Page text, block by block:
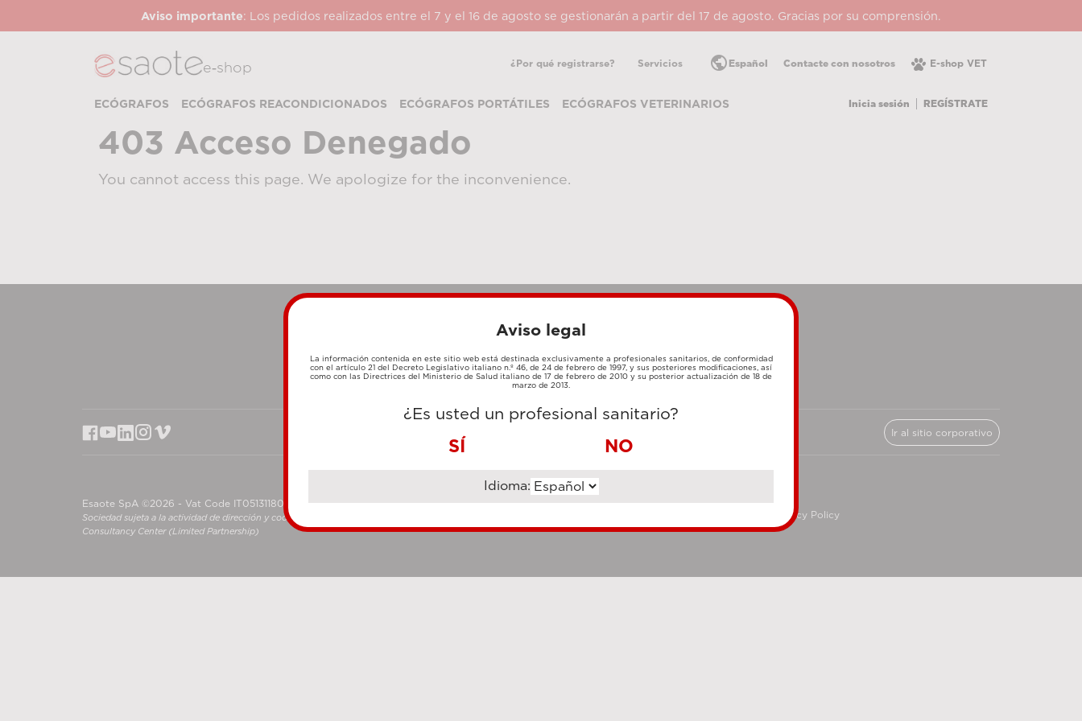
Aviso importante: Los pedidos realizados entre el 7 y el 16 de agosto se gestionarán a partir del 17 de agosto. Gracias por su comprensión.
e‑shop ¿Por qué registrarse? Servicios E-shop VET
Contacte con nosotros
public Español
ECÓGRAFOS ECÓGRAFOS REACONDICIONADOS ECÓGRAFOS PORTÁTILES ECÓGRAFOS VETERINARIOS Inicia sesión REGÍSTRATE
403 Acceso Denegado
You cannot access this page. We apologize for the inconvenience.
TARJETA
DE
TRANSFERENCIA
BANCARIA
Ir al sitio corporativo
Esaote SpA ©2026 - Vat Code IT05131180969
Sociedad sujeta a la actividad de dirección y coordinación de Shanghai Luzi Enterprise Management
Consultancy Center (Limited Partnership)
Privacy Policy
Aviso legal
La información contenida en este sitio web está destinada exclusivamente a profesionales sanitarios, de conformidad
con el artículo 21 del Decreto Legislativo italiano n.º 46, de 24 de febrero de 1997, y sus posteriores modificaciones, así
como con las Directrices del Ministerio de Salud italiano de 17 de febrero de 2010 y su posterior actualización de 18 de
marzo de 2013.
¿Es usted un profesional sanitario?
SÍ NO
Idioma: